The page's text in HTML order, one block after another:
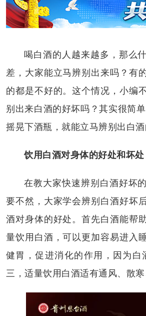
喝白酒的人越来越多，那么
差，大家能立马辨别出来吗？有
的都是不好的。这个情况，小编
别出来白酒的好坏吗？其实很简
摇晃下酒瓶，就能立马辨别出白
饮用白酒对身体的好处和坏处
在教大家快速辨别白酒好坏
要不然，大家学会辨别白酒好坏
酒对身体的好处。首先白酒能帮
量饮用白酒，可以更加容易进入
健胃，促进消化的作用，因为
三，适量饮用白酒适有通风、散寒